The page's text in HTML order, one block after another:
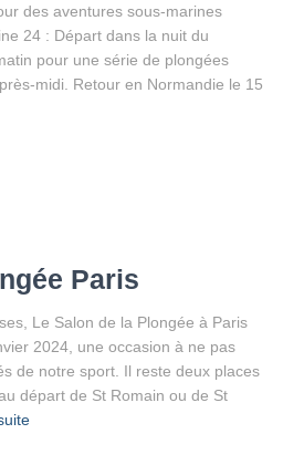
des aventures sous-marines
24 : Départ dans la nuit du
pour une série de plongées
midi. Retour en Normandie le 15
Paris
Le Salon de la Plongée à Paris
2024, une occasion à ne pas
de notre sport. Il reste deux places
départ de St Romain ou de St